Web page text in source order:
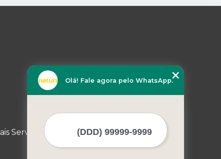
Serviços
Olá! Fale agora pelo WhatsApp.